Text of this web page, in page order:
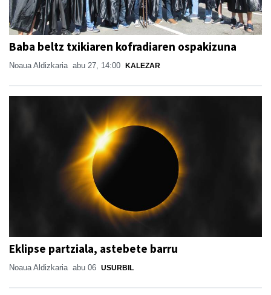
Baba beltz txikiaren kofradiaren ospakizuna
Noaua Aldizkaria abu 27, 14:00 KALEZAR
Eklipse partziala, astebete barru
Noaua Aldizkaria abu 06 USURBIL